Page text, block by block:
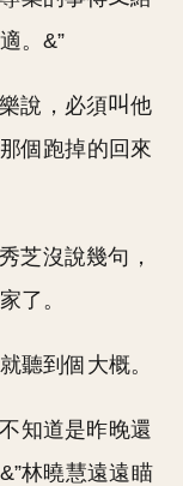
。&”
說，必須
他
個跑掉的回來
芝沒說幾句，
了。
聽到個大概。
知道是昨晚還
林曉慧遠遠瞄